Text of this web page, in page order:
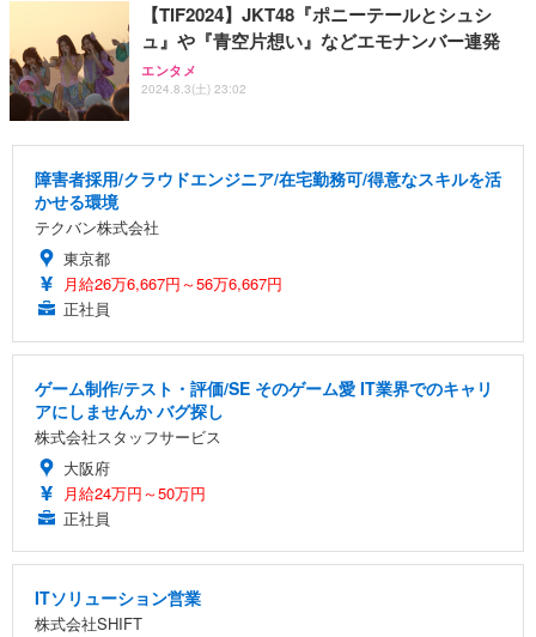
【TIF2024】JKT48『ポニーテールとシュシ
ュ』や『青空片想い』などエモナンバー連発
エンタメ
2024.8.3(土) 23:02
障害者採用/クラウドエンジニア/在宅勤務可/得意なスキルを活
かせる環境
テクバン株式会社
東京都
月給26万6,667円～56万6,667円
正社員
ゲーム制作/テスト・評価/SE そのゲーム愛 IT業界でのキャリ
アにしませんか バグ探し
株式会社スタッフサービス
大阪府
月給24万円～50万円
正社員
ITソリューション営業
株式会社SHIFT